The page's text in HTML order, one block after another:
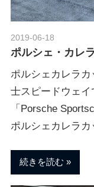
2019-06-18
ポルシェ・カレ
ポルシェカレラ
士スピードウェ
「Porsche
ポルシェカレラ
続きを読む